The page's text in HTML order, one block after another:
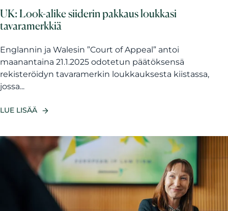
UK: Look-alike siiderin pakkaus loukkasi
tavaramerkkiä
Englannin ja Walesin ”Court of Appeal” antoi
maanantaina 21.1.2025 odotetun päätöksensä
rekisteröidyn tavaramerkin loukkauksesta kiistassa,
jossa...
LUE LISÄÄ